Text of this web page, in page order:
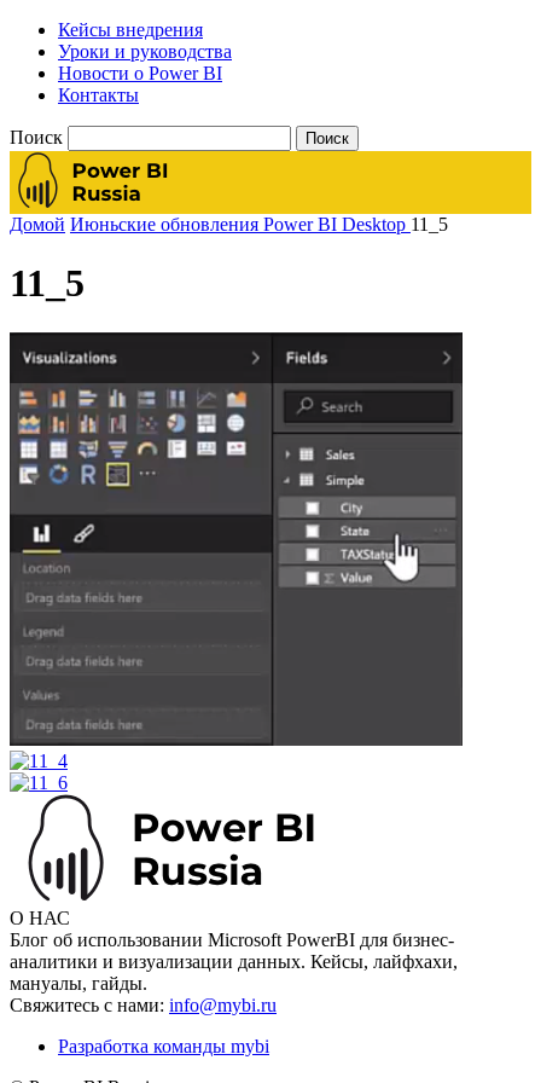
Кейсы внедрения
Уроки и руководства
Новости о Power BI
Контакты
Поиск
Домой Июньские обновления Power BI Desktop 11_5
11_5
О НАС
Блог об использовании Microsoft PowerBI для бизнес-
аналитики и визуализации данных. Кейсы, лайфхахи,
мануалы, гайды.
Свяжитесь с нами: info@mybi.ru
Разработка команды mybi